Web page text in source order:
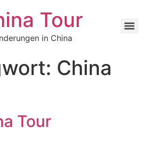
Tour
in China
China
Tour